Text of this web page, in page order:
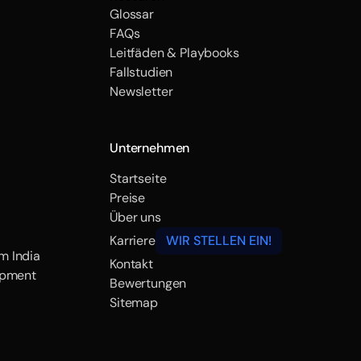
Glossar
FAQs
Leitfäden & Playbooks
Fallstudien
Newsletter
India
Unternehmen
Startseite
Preise
Über uns
Karriere
WIR STELLEN EIN!
Kontakt
Bewertungen
Sitemap